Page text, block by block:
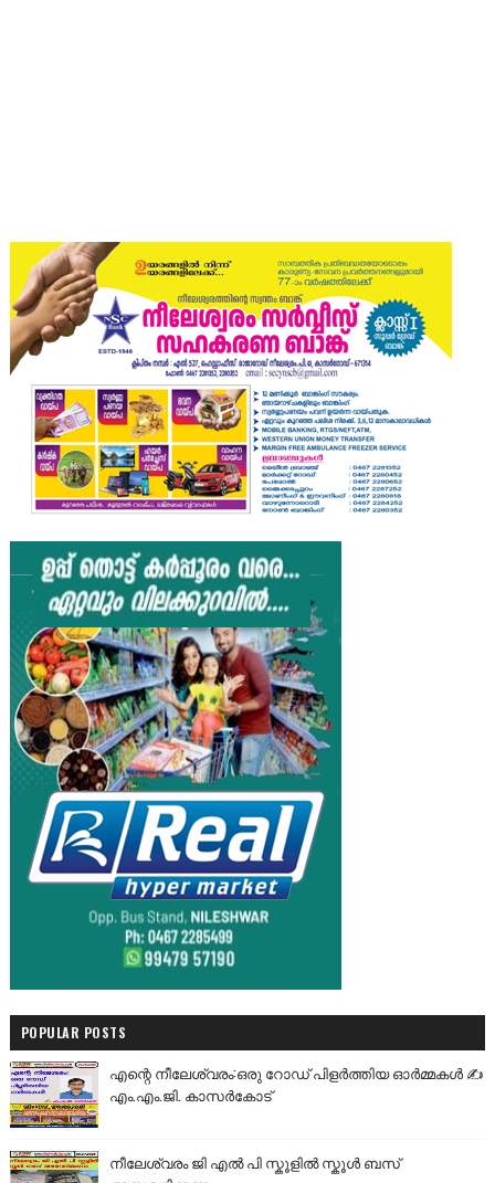
POPULAR POSTS
എന്റെ നീലേശ്വരം:ഒരു റോഡ് പിളർത്തിയ ഓർമ്മകൾ ✍️
എം.എം.ജി. കാസർകോട്
നീലേശ്വരം ജി എൽ പി സ്കൂളിൽ സ്കൂൾ ബസ്